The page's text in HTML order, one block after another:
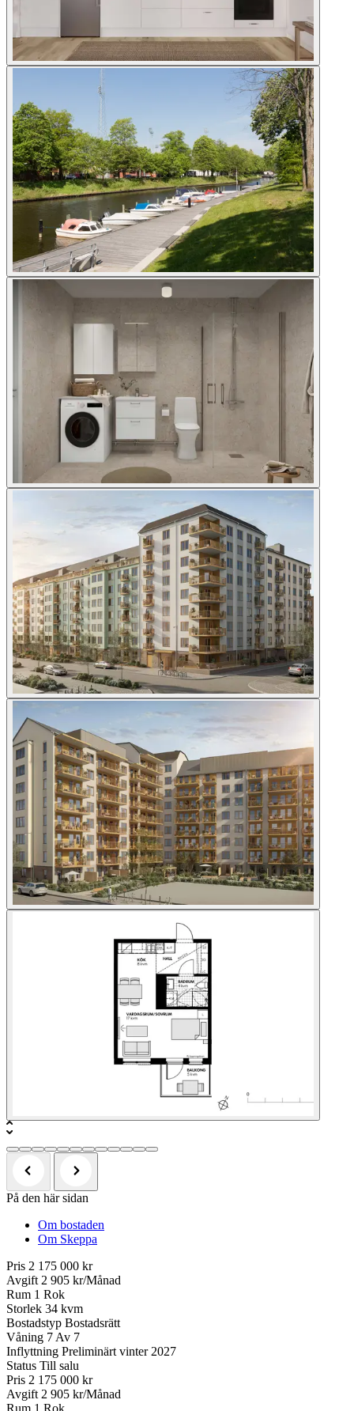
På den här sidan
Om bostaden
Om Skeppa
Pris 2 175 000 kr
Avgift 2 905 kr/Månad
Rum 1 Rok
Storlek 34 kvm
Bostadstyp Bostadsrätt
Våning 7 Av 7
Inflyttning Preliminärt vinter 2027
Status Till salu
Pris 2 175 000 kr
Avgift 2 905 kr/Månad
Rum 1 Rok